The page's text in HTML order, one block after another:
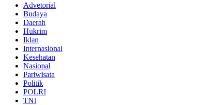
Advetorial
Budaya
Daerah
Hukrim
Iklan
Internasional
Kesehatan
Nasional
Pariwisata
Politik
POLRI
TNI